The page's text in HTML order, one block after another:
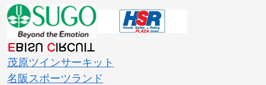
茂原ツインサーキット
名阪スポーツランド